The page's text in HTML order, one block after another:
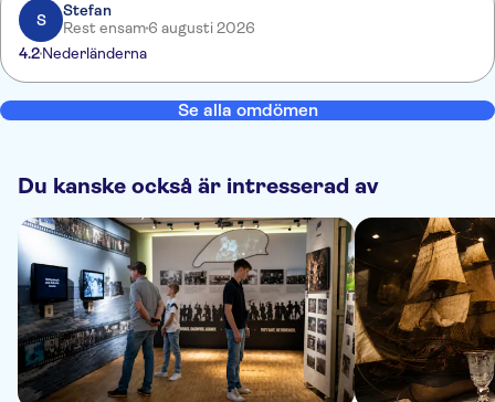
S
Stefan
Rest ensam6 augusti 2026
4.2Nederländerna
Se alla omdömen
Du kanske också är intresserad av